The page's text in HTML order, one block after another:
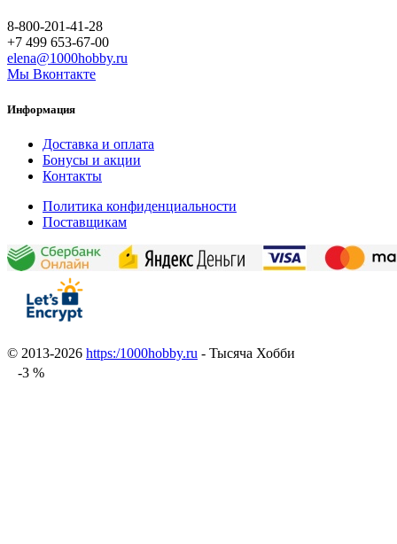
-3 %
8-800-201-41-28
+7 499 653-67-00
elena@1000hobby.ru
Мы Вконтакте
Информация
Доставка и оплата
Бонусы и акции
Контакты
Политика конфиденциальности
Поставщикам
© 2013-2026 https:/1000hobby.ru - Тысяча Хобби